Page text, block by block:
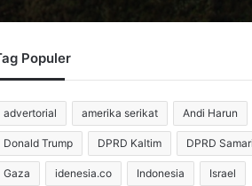
Populer
advertorial amerika serikat Andi Harun
Donald Trump DPRD Kaltim DPRD
Gaza idenesia.co Indonesia Israel